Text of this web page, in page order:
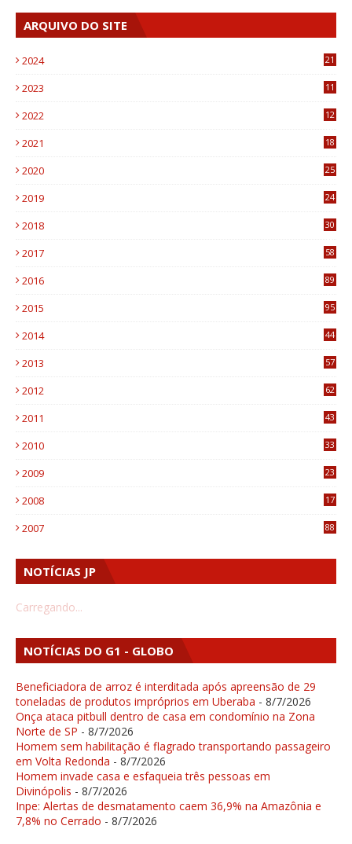
ARQUIVO DO SITE
2024 21
2023
11
2022
12
2021
18
2020
25
2019
24
2018
30
2017
58
2016
89
2015
95
2014
44
2013
57
2012
62
2011
43
2010
33
2009
23
2008
17
2007 88
NOTÍCIAS JP
Carregando...
NOTÍCIAS DO G1 - GLOBO
Beneficiadora de arroz é interditada após apreensão de 29
toneladas de produtos impróprios em Uberaba - 8/7/2026
Onça ataca pitbull dentro de casa em condomínio na Zona
Norte de SP - 8/7/2026
Homem sem habilitação é flagrado transportando passageiro
em Volta Redonda - 8/7/2026
Homem invade casa e esfaqueia três pessoas em
Divinópolis - 8/7/2026
Inpe: Alertas de desmatamento caem 36,9% na Amazônia e
7,8% no Cerrado - 8/7/2026